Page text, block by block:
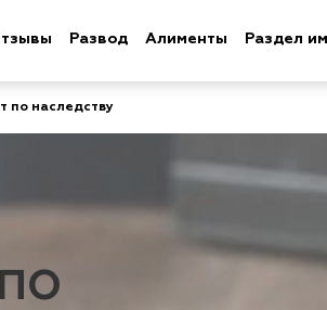
Развод Алименты Раздел
по наследству